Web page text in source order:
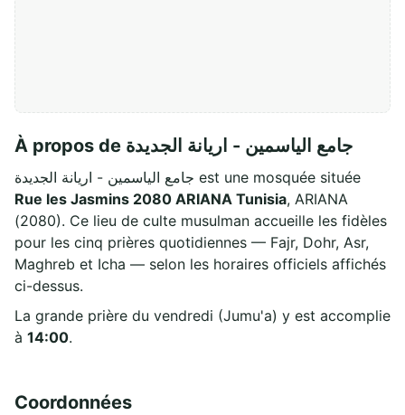
À propos de جامع الياسمين - اريانة الجديدة
جامع الياسمين - اريانة الجديدة est une mosquée située
Rue les Jasmins 2080 ARIANA Tunisia, ARIANA
(2080). Ce lieu de culte musulman accueille les fidèles
pour les cinq prières quotidiennes — Fajr, Dohr, Asr,
Maghreb et Icha — selon les horaires officiels affichés
ci-dessus.
La grande prière du vendredi (Jumu'a) y est accomplie
à 14:00.
Coordonnées